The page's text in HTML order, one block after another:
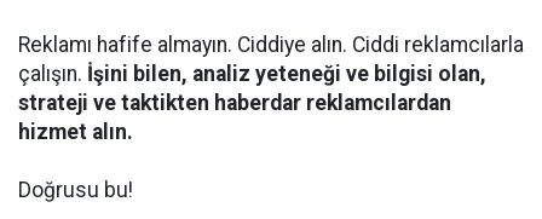
Reklamı hafife almayın. Ciddiye alın. Ciddi reklamcılarla
çalışın. İşini bilen, analiz yeteneği ve bilgisi olan,
strateji ve taktikten haberdar reklamcılardan
hizmet alın.
Doğrusu bu!